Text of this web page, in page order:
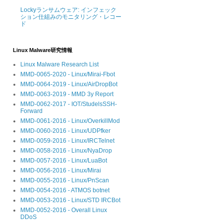
Lockyランサムウェア: インフェック
ション仕組みのモニタリング・レコー
ド
Linux Malware研究情報
Linux Malware Research List
MMD-0065-2020 - Linux/Mirai-Fbot
MMD-0064-2019 - Linux/AirDropBot
MMD-0063-2019 - MMD 3y Report
MMD-0062-2017 - IOT/StudelsSSH-
Forward
MMD-0061-2016 - Linux/OverkillMod
MMD-0060-2016 - Linux/UDPfker
MMD-0059-2016 - Linux/IRCTelnet
MMD-0058-2016 - Linux/NyaDrop
MMD-0057-2016 - Linux/LuaBot
MMD-0056-2016 - Linux/Mirai
MMD-0055-2016 - Linux/PnScan
MMD-0054-2016 - ATMOS botnet
MMD-0053-2016 - Linux/STD IRCBot
MMD-0052-2016 - Overall Linux
DDoS